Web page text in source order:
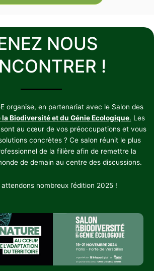
NOUS
!
organise, en partenariat avec le Salon des
la Biodiversité et du Génie Ecologique. Les
au cœur de vos préoccupations et vous
concrètes ? Ce salon réunit le plus
de la filière afin de remettre la
de demain au centre des discussions.
nombreux l’édition 2025 !